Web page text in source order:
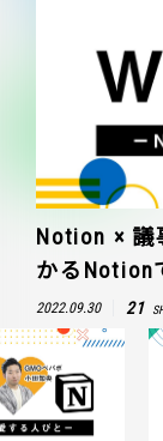
Notion × 議
かるNotion
2022.09.30 21